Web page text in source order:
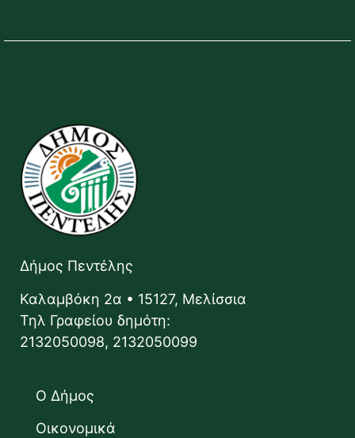
Δήμος Πεντέλης
Καλαμβόκη 2α • 15127, Μελίσσια
Τηλ Γραφείου δημότη:
2132050098, 2132050099
Ο Δήμος
Οικονομικά